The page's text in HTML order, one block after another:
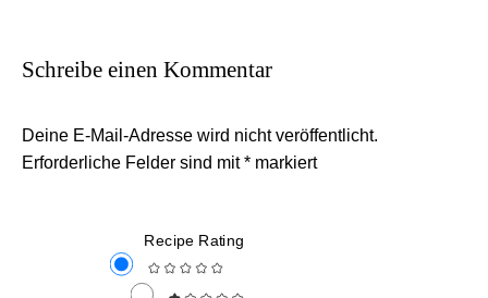
Schreibe einen Kommentar
Deine E-Mail-Adresse wird nicht veröffentlicht.
Erforderliche Felder sind mit* markiert
Recipe Rating